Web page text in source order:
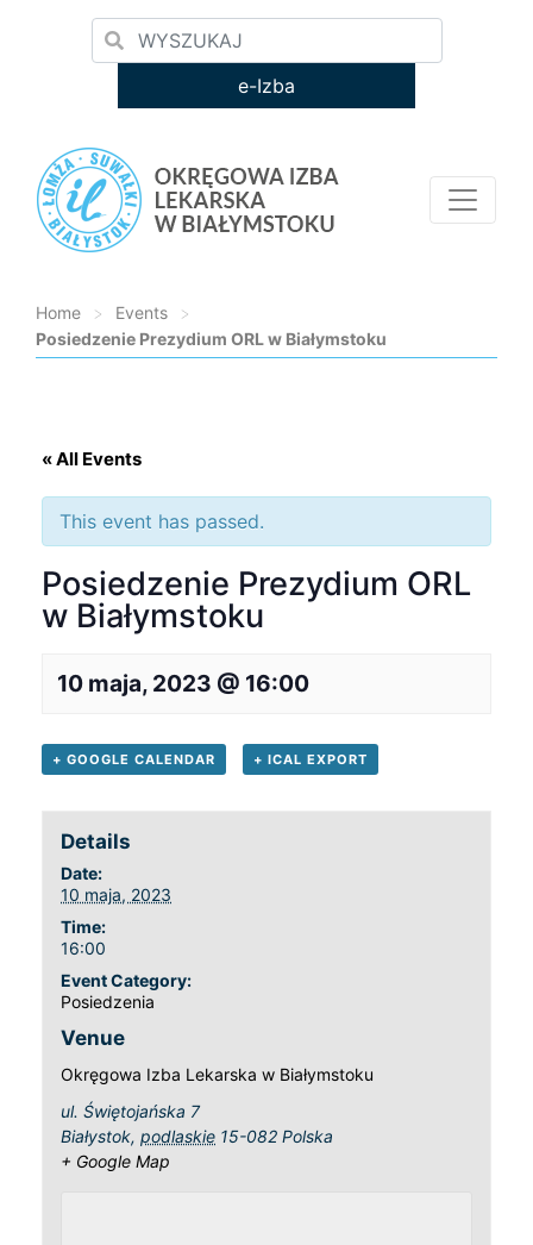
e-Izba
Home > Events
>
Posiedzenie Prezydium ORL w Białymstoku
« All Events
This event has passed.
Posiedzenie Prezydium ORL
w Białymstoku
10 maja, 2023 @ 16:00
+ GOOGLE CALENDAR + ICAL EXPORT
Details
Date:
10 maja, 2023
Time:
16:00
Event Category:
Posiedzenia
Venue
Okręgowa Izba Lekarska w Białymstoku
ul. Świętojańska 7
Białystok, podlaskie 15-082 Polska
+ Google Map